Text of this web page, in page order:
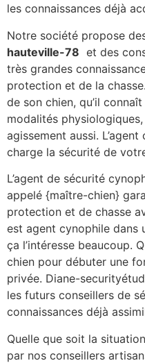
les connaissances déjà
Notre société propose
hauteville-78 et des
très grandes
protection et de la
de son chien, qu’il
modalités
agissement aussi.
charge la sécurité de
L’agent de sécurité
appelé {maître-chien}
protection et de chasse
est agent cynophile dans
ça l’intéresse beaucoup.
chien pour débuter une
privée. Diane-
les futurs conseillers de
connaissances déjà
Quelle que soit la
par nos conseillers